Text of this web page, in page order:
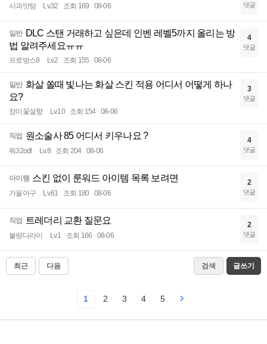
사과맛탕 Lv.32 조회 169 08-06 댓글
일반 DLC 스탠 거래하고 싶은데 인벤 레벨5까지 올리는 방
법 알려주세요ㅠㅠ
프로방스8 Lv.2 조회 155 08-06
4
댓글
일반 화살 쏠때 빛나는 화살 스킨 적용 어디서 어떻게 하나
요?
장미꽃설향 Lv.10 조회 154 08-06
3
댓글
직업 원소술사 85 어디서 키우나요 ?
뭐32odl Lv.8 조회 204 08-06
4
댓글
아이템 스킨 없이 룬워드 아이템 목록 보려면
가을야구 Lv.61 조회 180 08-06
2
댓글
직업 트레더리 교환 질문요
불량다라이 Lv.1 조회 166 08-06
2
댓글
최근 다음 검색 글쓰기
1 2 3 4 5